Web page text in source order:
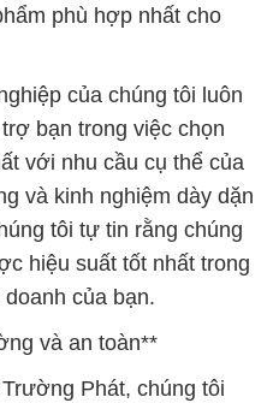
phù hợp nhất cho
của chúng tôi luôn
bạn trong việc chọn
với nhu cầu cụ thể của
và kinh nghiệm dày dặn
tôi tự tin rằng chúng
hiệu suất tốt nhất trong
của bạn.
và an toàn**
Phát, chúng tôi